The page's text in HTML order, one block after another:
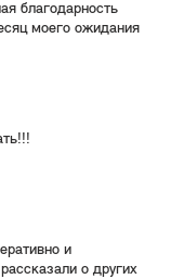
благодарность
моего ожидания
и
о других